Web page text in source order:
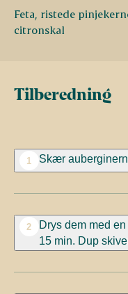
Feta, ristede
citronskal
Tilberedning
1 Skær
2
Drys dem med
15 min. Dup